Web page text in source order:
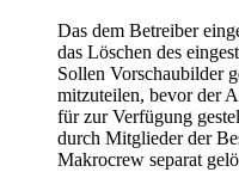
Das dem Betreiber
das Löschen des
Sollen Vorschaubilder
mitzuteilen, bevor der
für zur Verfügung
durch Mitglieder der
Makrocrew separat